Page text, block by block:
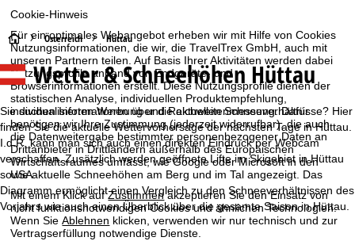
Cookie-Hinweis
Für ein optimales Webangebot erheben wir mit Hilfe von Cookies
Nutzungsinformationen, die wir, die TravelTrex GmbH, auch mit
unseren Partnern teilen. Auf Basis Ihrer Aktivitäten werden dabei
Nutzungsprofile anhand von Endgeräte- und
Browserinformationen erstellt. Diese Nutzungsprofile dienen der
statistischen Analyse, individuellen Produktempfehlung,
individualisierten Werbung und Reichweitenmessung. Dafür
benötigen wir Ihre Zustimmung (jederzeit widerrufbar), die auch
die Datenweitergabe bestimmter personenbezogener Daten an
Drittanbieter in Drittländern außerhalb des Europäischen
Wirtschaftsraumes umfasst, wie Google oder Microsoft in den
USA.
Mit einem Klick aufZustimmenakzeptieren Sie den Einsatz von
nicht funktionsnotwendigen Cookies und ähnlichen Technologien.
Wenn SieAblehnen klicken, verwenden wir nur technisch und zur
Vertragserfüllung notwendige Dienste.
S
t
a
r
t
s
e
Österreich Hüttau
Wetter & Schneehöhen Hüttau
Sie suchen Informationen über die aktuellen Schneeverhältnisse? Hier
finden Sie die aktuelle Wettervorhersage der nächsten Tage in Hüttau.
I.d.R. kann man sich auch einen direkten Eindruck per Webcam
verschaffen. Zusätzlich werden geöffnete Lifte im Skigebiet in Hüttau
sowie aktuelle Schneehöhen am Berg und im Tal angezeigt. Das
Diagramm ermöglicht einen Vergleich zu den Schneeverhältnissen des
Vorjahrs wie auch einen Überblick über die gesamte Saison in Hüttau.